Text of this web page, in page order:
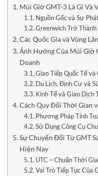
Múi Giờ GMT-3 Là Gì Và
Nguồn Gốc và Sự
Greenwich Trở Thành
Các Quốc Gia và Vùng
Ảnh Hưởng Của Múi Giờ
Doanh
Giao Tiếp Quốc Tế và
Du Lịch, Định Cư và
Kinh Tế và Giao Dịch
Cách Quy Đổi Thời Gian
Phương Pháp Tính
Sử Dụng Công Cụ
Sự Chuyển Đổi Từ GMT
Hiện Nay
UTC – Chuẩn Thời
Vai Trò Tiếp Tục Của